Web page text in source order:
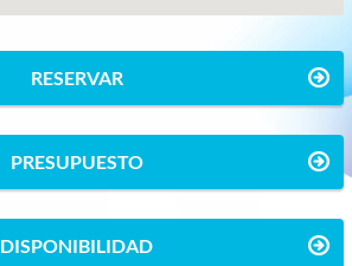
RESERVAR
PRESUPUESTO
DISPONIBILIDAD